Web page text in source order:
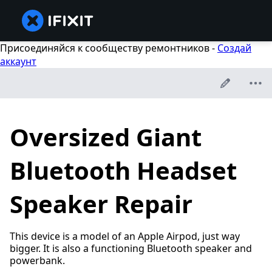
Присоединяйся к сообществу ремонтников - Создай
аккаунт
Oversized Giant
Bluetooth Headset
Speaker Repair
This device is a model of an Apple Airpod, just way
bigger. It is also a functioning Bluetooth speaker and
powerbank.